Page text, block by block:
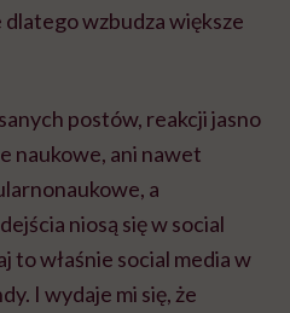
wzbudza większe
postów, reakcji jasno
naukowe, ani nawet
a
niosą się w social
to właśnie social media w
I wydaje mi się, że